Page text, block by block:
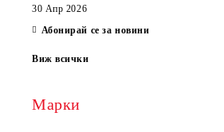
30 Апр 2026
Абонирай се за новини
Виж всички
Марки